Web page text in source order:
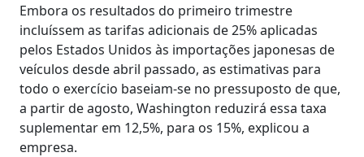
Embora os resultados do primeiro trimestre
incluíssem as tarifas adicionais de 25% aplicadas
pelos Estados Unidos às importações japonesas de
veículos desde abril passado, as estimativas para
todo o exercício baseiam-se no pressuposto de que,
a partir de agosto, Washington reduzirá essa taxa
suplementar em 12,5%, para os 15%, explicou a
empresa.